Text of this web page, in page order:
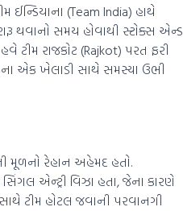
ઈન્ડિયાના (Team India) હાથે
શરૂ થવાનો સમય હોવાથી સ્ટોક્સ એન્ડ
રાજકોટ (Rajkot) પરત ફરી
એક ખેલાડી સાથે સમસ્યા ઉભી
મૂળનો રેહાન અહેમદ હતો.
એન્ટ્રી વિઝા હતા, જેના કારણે
ટીમ હોટલ જવાની પરવાનગી